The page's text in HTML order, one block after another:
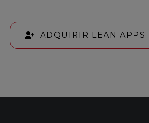
ADQUIRIR LEAN APPS